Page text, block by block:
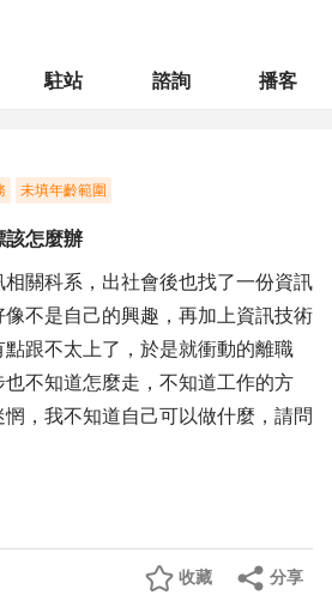
駐站 諮詢 播客
未填年齡範圍
該怎麼辦
關科系，出社會後也找了一份資訊
不是自己的興趣，再加上資訊技術
跟不太上了，於是就衝動的離職
不知道怎麼走，不知道工作的方
，我不知道自己可以做什麼，請問
分享
收藏